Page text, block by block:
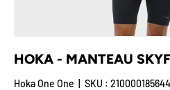
HOKA - MANTEAU
Hoka One One SKU : 210000185644